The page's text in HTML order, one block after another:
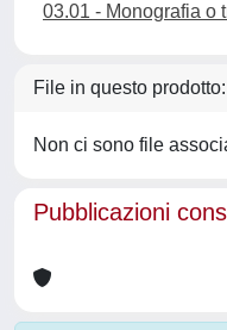
03.01 - Monografia o
File in questo prodotto:
Non ci sono file
Pubblicazioni